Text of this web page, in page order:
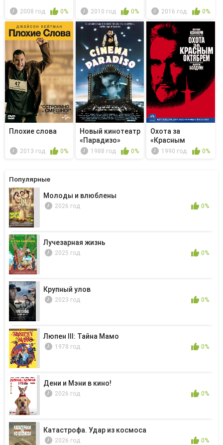
Популярные
Молоды и влюблены
2026 год 0%
Лучезарная жизнь
2025 год 0%
Крупный улов
2023 год 0%
Люпен III: Тайна Мамо
1978 год 0%
Дени и Мэни в кино!
2026 год 0%
Катастрофа. Удар из космоса
2026 год 0%
2008 год 0% 2010 год 0% 2016 год 0%
Плохие слова
2013 год 0%
Новый кинотеатр
«Парадизо»
1988 год 0%
Охота за
«Красным
Октябрем»
1990 год 0%